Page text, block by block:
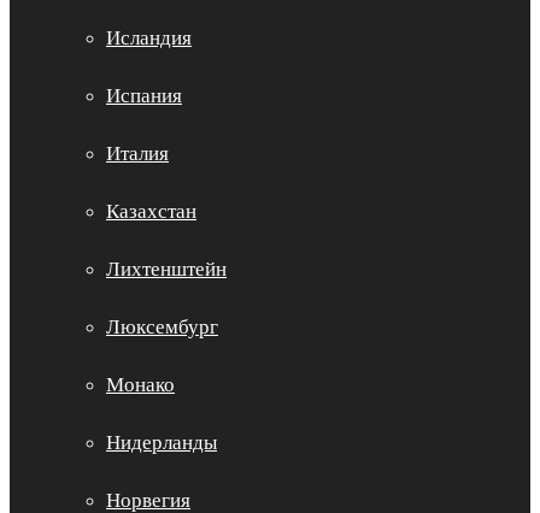
Исландия
Испания
Италия
Казахстан
Лихтенштейн
Люксембург
Монако
Нидерланды
Норвегия